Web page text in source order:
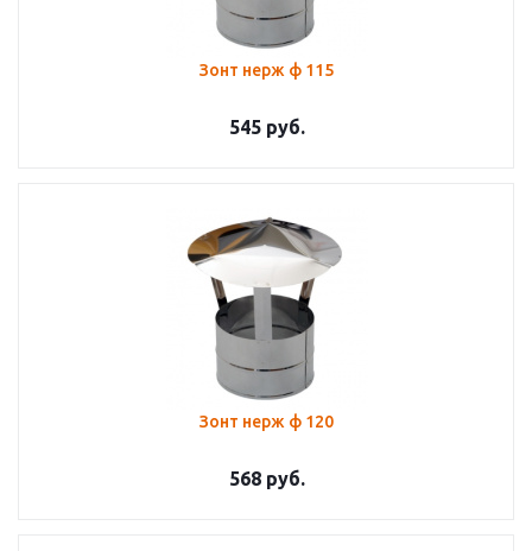
Зонт нерж ф 115
545руб.
Зонт нерж ф 120
568руб.